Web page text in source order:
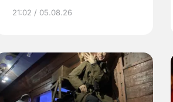
21:02 / 05.08.26